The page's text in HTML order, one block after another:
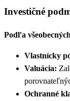
Investičné
Podľa
Vlastnícky
Valuácia:
Ochranné